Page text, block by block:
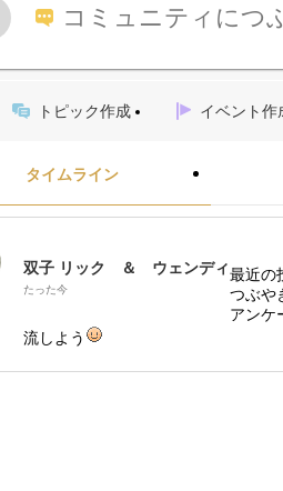
コミュニティにつ
トピック作成 イベント作
タイムライン
双子 リック ＆ ウェンディ
たった今
最近の
つぶや
アンケ
流しよう